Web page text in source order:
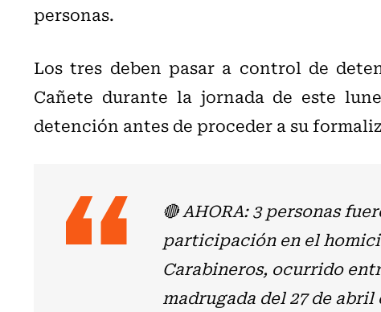
personas.
Los tres deben pasar a control de
Cañete durante la jornada de este
detención antes de proceder a su
🔴 AHORA: 3 personas
participación en el
Carabineros, ocurrido
madrugada del 27 de